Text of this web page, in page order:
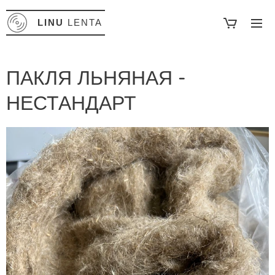
LINU LENTA
ПАКЛЯ ЛЬНЯНАЯ -
НЕСТАНДАРТ